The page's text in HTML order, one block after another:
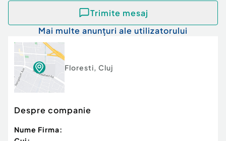
Trimite mesaj
Mai multe anunțuri ale utilizatorului
Floresti, Cluj
Despre companie
Nume Firma: